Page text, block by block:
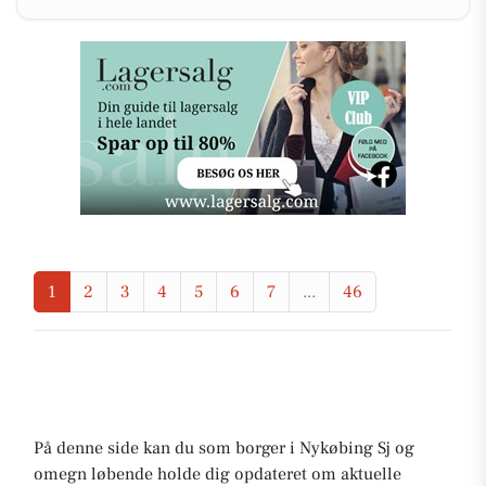
1 2 3 4 5 6 7 ... 46
På denne side kan du som borger i Nykøbing Sj og
omegn løbende holde dig opdateret om aktuelle